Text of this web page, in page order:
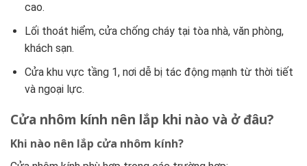
cao.
Lối thoát hiểm, cửa chống cháy tại tòa nhà, văn phòng,
khách sạn.
Cửa khu vực tầng 1, nơi dễ bị tác động mạnh từ thời tiết
và ngoại lực.
Cửa nhôm kính nên lắp khi nào và ở đâu?
Khi nào nên lắp cửa nhôm kính?